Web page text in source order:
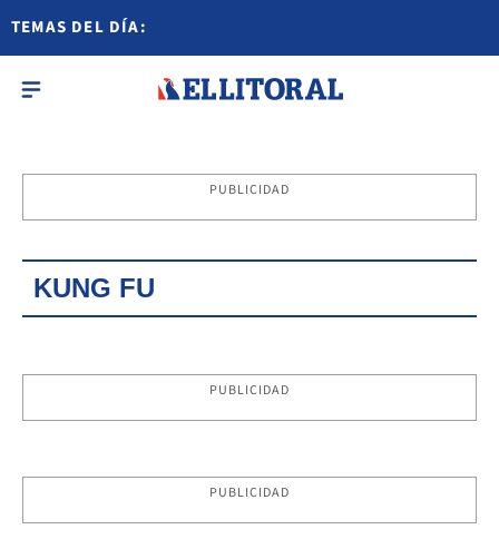
TEMAS DEL DÍA:
PUBLICIDAD
KUNG FU
PUBLICIDAD
PUBLICIDAD